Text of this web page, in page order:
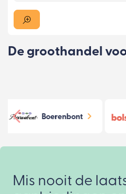
De groothandel
Bolsius
Mis nooit de